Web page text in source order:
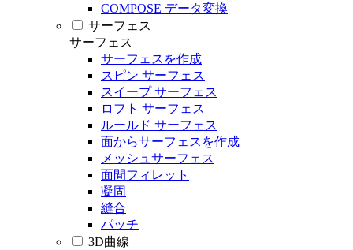
COMPOSE データ変換
サーフェス
サーフェス
サーフェスを作成
スピン サーフェス
スイープ サーフェス
ロフト サーフェス
ルールド サーフェス
面からサーフェスを作成
メッシュサーフェス
面間フィレット
凝固
縫合
パッチ
3D曲線